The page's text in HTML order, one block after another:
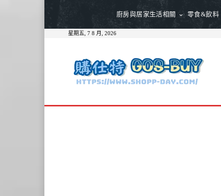
廚房與居家生活相關 零食&飲料
星期五, 7 8 月, 2026